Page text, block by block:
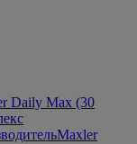
Daily Max (30
Maxler